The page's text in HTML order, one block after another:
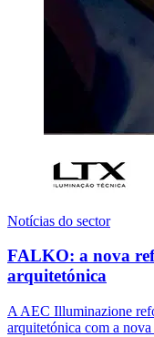
Notícias do sector
FALKO: a nova
arquitetónica
A AEC Illuminazione
arquitetónica com a